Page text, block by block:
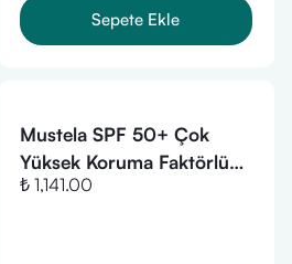
Sepete Ekle
Mustela SPF 50+ Çok
Yüksek Koruma Faktörlü
Güneş Losyonu 40 ml
₺ 1,141.00